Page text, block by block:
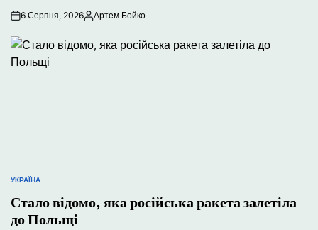
6 Серпня, 2026Опубліковано
Артем Бойко
ОПУБЛІКУВАТИ
УКРАЇНА
Стало відомо, яка російська ракета залетіла
до Польщі